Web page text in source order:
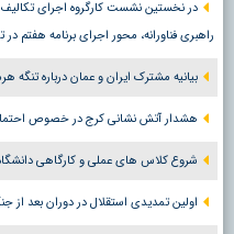
در نخستین نشست کارگروه اجرای
راهبری فناورانه، محور اجرای برنامه هفتم
بیانیه مشترک ایران و عمان درباره تنگه
هشدار آتش نشانی کرج در خصوص
شروع کلاس های عملی و کارگاهی
اولین تمدیدی استقلال در دوران بعد